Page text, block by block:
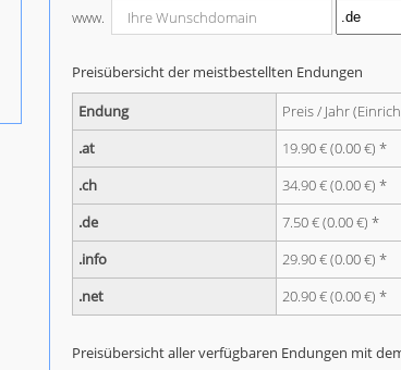
www.
Preisübersicht der meistbestellten Endungen
Endung
Preis / Jahr
.at
19.90 € (0.00 €) *
.ch
34.90 € (0.00 €) *
.de
7.50 € (0.00 €) *
.info
29.90 € (0.00 €) *
.net
20.90 € (0.00 €) *
Preisübersicht aller verfügbaren Endungen mit